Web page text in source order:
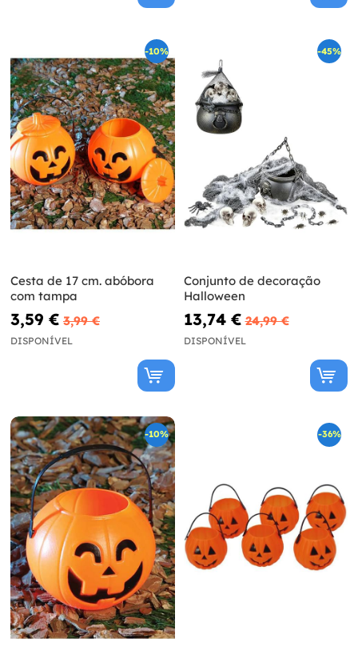
-10%
Cesta de 17 cm. abóbora
com tampa
3,59 € 3,99 €
DISPONÍVEL
-45%
Conjunto de decoração
Halloween
13,74 € 24,99 €
DISPONÍVEL
-10% -36%